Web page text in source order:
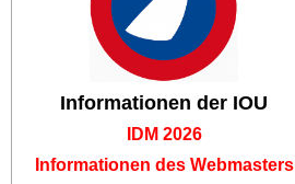
Informationen der IOU
IDM 2026
Informationen des Webmasters